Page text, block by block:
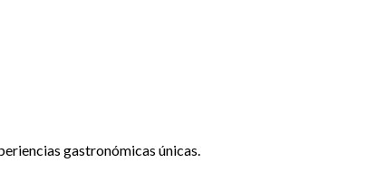
gastronómicas únicas.